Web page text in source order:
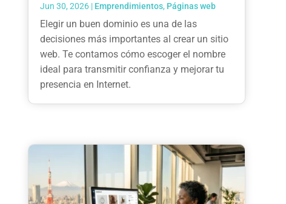
Jun 30, 2026| Emprendimientos, Páginas web
Elegir un buen dominio es una de las
decisiones más importantes al crear un sitio
web. Te contamos cómo escoger el nombre
ideal para transmitir confianza y mejorar tu
presencia en Internet.